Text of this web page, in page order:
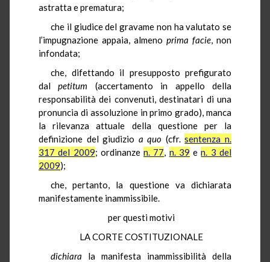
astratta e prematura;
che il giudice del gravame non ha valutato se
l’impugnazione appaia, almeno prima facie, non
infondata;
che, difettando il presupposto prefigurato
dalpetitum (accertamento in appello della
responsabilità dei convenuti, destinatari di una
pronuncia di assoluzione in primo grado), manca
la rilevanza attuale della questione per la
definizione del giudizio a quo (cfr.sentenza n.
317 del 2009; ordinanzen. 77, n. 39 en. 3 del
2009);
che, pertanto, la questione va dichiarata
manifestamente inammissibile.
per questi motivi
LA CORTE COSTITUZIONALE
dichiara la manifesta inammissibilità della